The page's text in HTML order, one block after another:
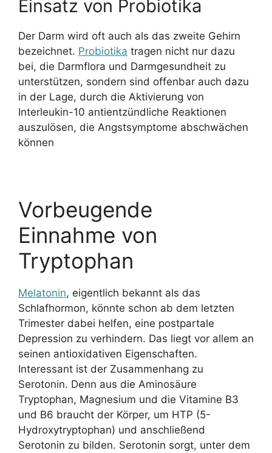
Einsatz von Probiotika
Der Darm wird oft auch als das zweite Gehirn
bezeichnet. Probiotika tragen nicht nur dazu
bei, die Darmflora und Darmgesundheit zu
unterstützen, sondern sind offenbar auch dazu
in der Lage, durch die Aktivierung von
Interleukin-10 antientzündliche Reaktionen
auszulösen, die Angstsymptome abschwächen
können
Vorbeugende
Einnahme von
Tryptophan
Melatonin, eigentlich bekannt als das
Schlafhormon, könnte schon ab dem letzten
Trimester dabei helfen, eine postpartale
Depression zu verhindern. Das liegt vor allem an
seinen antioxidativen Eigenschaften.
Interessant ist der Zusammenhang zu
Serotonin. Denn aus die Aminosäure
Tryptophan, Magnesium und die Vitamine B3
und B6 braucht der Körper, um HTP (5-
Hydroxytryptophan) und anschließend
Serotonin zu bilden. Serotonin sorgt, unter dem